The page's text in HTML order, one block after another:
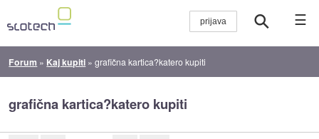
☰
Forum » Kaj kupiti »grafična kartica?katero kupiti
grafična kartica?katero kupiti